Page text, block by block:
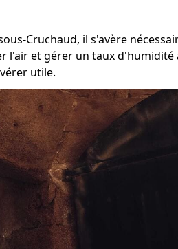
Cruchaud, il s'avère
l'air et gérer un taux
utile.